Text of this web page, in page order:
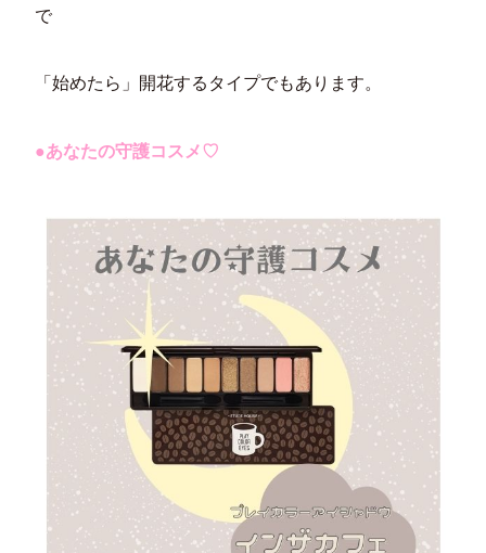
で
「始めたら」開花するタイプでもあります。
●あなたの守護コスメ♡